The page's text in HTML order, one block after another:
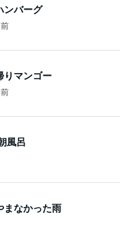
ンバーグ
りマンゴー
風呂
まなかった雨